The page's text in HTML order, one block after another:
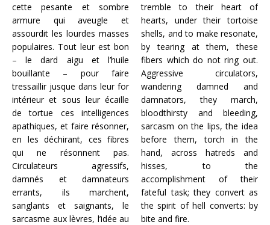
cette pesante et sombre
armure qui aveugle et
assourdit les lourdes masses
populaires. Tout leur est bon
– le dard aigu et l’huile
bouillante – pour faire
tressaillir jusque dans leur for
intérieur et sous leur écaille
de tortue ces intelligences
apathiques, et faire résonner,
en les déchirant, ces fibres
qui ne résonnent pas.
Circulateurs agressifs,
damnés et damnateurs
errants, ils marchent,
sanglants et saignants, le
sarcasme aux lèvres, l’idée au
tremble to their heart of
hearts, under their tortoise
shells, and to make resonate,
by tearing at them, these
fibers which do not ring out.
Aggressive circulators,
wandering damned and
damnators, they march,
bloodthirsty and bleeding,
sarcasm on the lips, the idea
before them, torch in the
hand, across hatreds and
hisses, to the
accomplishment of their
fateful task; they convert as
the spirit of hell converts: by
bite and fire.